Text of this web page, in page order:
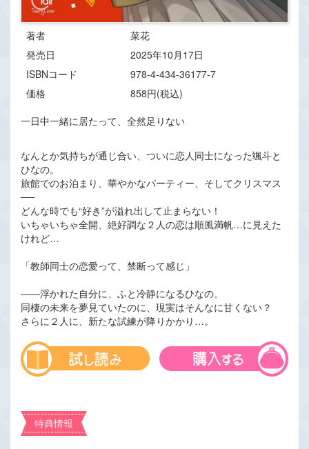
著者
菜花
発売日
2025年10月17日
ISBNコード
978-4-434-36177-7
価格
858円(税込)
一日中一緒に居たって、全然足りない
なんとか気持ちが通じ合い、ついに恋人同士になった颯斗と
ひなの。
旅館でのお泊まり、華やかなパーティー、そしてクリスマス
──
どんな時でも“好き”が溢れ出して止まらない！
いちゃいちゃ全開、絶好調な２人の恋は順風満帆…に見えた
けれど…
「教師同士の恋愛って、禁断って感じ」
――浮かれた自分に、ふと冷静になるひなの。
同棲の未来を夢見ていたのに、現実はそんなに甘くない？
さらに２人に、新たな試練が降りかかり…。
特典情報